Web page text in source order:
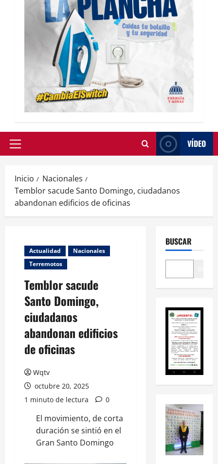
VÍDEO
Inicio
Nacionales
Temblor sacude Santo Domingo, ciudadanos
abandonan edificios de oficinas
Actualidad
Nacionales
Terremotos
Temblor sacude
Santo Domingo,
ciudadanos
abandonan edificios
de oficinas
Wqtv
octubre 20, 2025
1 minuto de lectura
0
El movimiento, de corta
duración se sintió en el
Gran Santo Domingo
BUSCAR